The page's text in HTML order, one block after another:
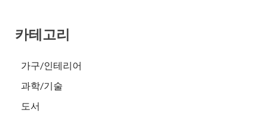
카테고리
가구/인테리어
과학/기술
도서